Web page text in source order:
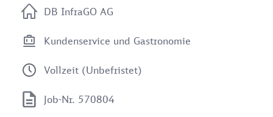
DB InfraGO AG
Kundenservice und Gastronomie
Vollzeit (Unbefristet)
Job-Nr. 570804